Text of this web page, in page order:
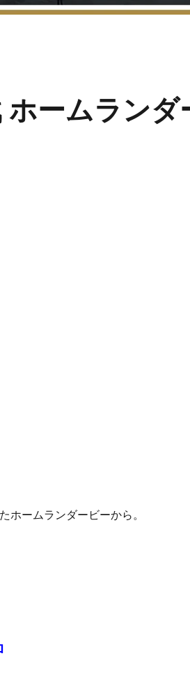
ームランダ
ホームランダービーから。